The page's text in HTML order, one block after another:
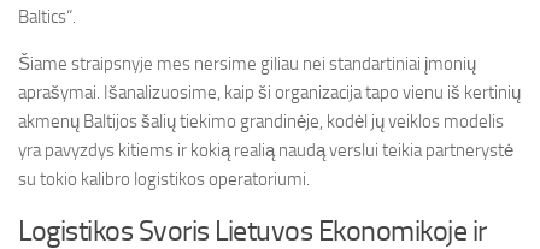
Baltics“.
Šiame straipsnyje mes nersime giliau nei standartiniai įmonių
aprašymai. Išanalizuosime, kaip ši organizacija tapo vienu iš kertinių
akmenų Baltijos šalių tiekimo grandinėje, kodėl jų veiklos modelis
yra pavyzdys kitiems ir kokią realią naudą verslui teikia partnerystė
su tokio kalibro logistikos operatoriumi.
Logistikos Svoris Lietuvos Ekonomikoje ir